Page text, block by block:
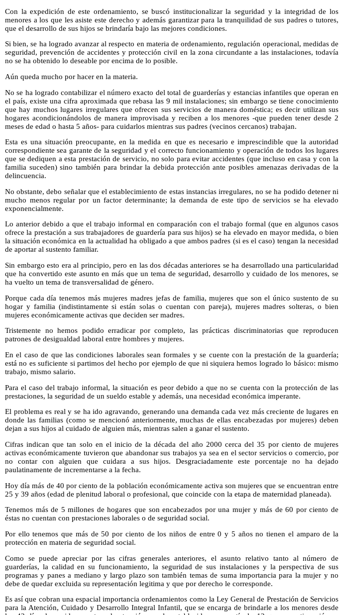
Con la expedición de este ordenamiento, se buscó institucionalizar la seguridad y la integridad de los
menores a los que les asiste este derecho y además garantizar para la tranquilidad de sus padres o tutores,
que el desarrollo de sus hijos se brindaría bajo las mejores condiciones.
Si bien, se ha logrado avanzar al respecto en materia de ordenamiento, regulación operacional, medidas de
seguridad, prevención de accidentes y protección civil en la zona circundante a las instalaciones, todavía
no se ha obtenido lo deseable por encima de lo posible.
Aún queda mucho por hacer en la materia.
No se ha logrado contabilizar el número exacto del total de guarderías y estancias infantiles que operan en
el país, existe una cifra aproximada que rebasa las 9 mil instalaciones; sin embargo se tiene conocimiento
que hay muchos lugares irregulares que ofrecen sus servicios de manera doméstica; es decir utilizan sus
hogares acondicionándolos de manera improvisada y reciben a los menores -que pueden tener desde 2
meses de edad o hasta 5 años- para cuidarlos mientras sus padres (vecinos cercanos) trabajan.
Esta es una situación preocupante, en la medida en que es necesario e imprescindible que la autoridad
correspondiente sea garante de la seguridad y el correcto funcionamiento y operación de todos los lugares
que se dediquen a esta prestación de servicio, no solo para evitar accidentes (que incluso en casa y con la
familia suceden) sino también para brindar la debida protección ante posibles amenazas derivadas de la
delincuencia.
No obstante, debo señalar que el establecimiento de estas instancias irregulares, no se ha podido detener ni
mucho menos regular por un factor determinante; la demanda de este tipo de servicios se ha elevado
exponencialmente.
Lo anterior debido a que el trabajo informal en comparación con el trabajo formal (que en algunos casos
ofrece la prestación a sus trabajadores de guardería para sus hijos) se ha elevado en mayor medida, o bien
la situación económica en la actualidad ha obligado a que ambos padres (si es el caso) tengan la necesidad
de aportar al sustento familiar.
Sin embargo esto era al principio, pero en las dos décadas anteriores se ha desarrollado una particularidad
que ha convertido este asunto en más que un tema de seguridad, desarrollo y cuidado de los menores, se
ha vuelto un tema de transversalidad de género.
Porque cada día tenemos más mujeres madres jefas de familia, mujeres que son el único sustento de su
hogar y familia (indistintamente si están solas o cuentan con pareja), mujeres madres solteras, o bien
mujeres económicamente activas que deciden ser madres.
Tristemente no hemos podido erradicar por completo, las prácticas discriminatorias que reproducen
patrones de desigualdad laboral entre hombres y mujeres.
En el caso de que las condiciones laborales sean formales y se cuente con la prestación de la guardería;
está no es suficiente si partimos del hecho por ejemplo de que ni siquiera hemos logrado lo básico: mismo
trabajo, mismo salario.
Para el caso del trabajo informal, la situación es peor debido a que no se cuenta con la protección de las
prestaciones, la seguridad de un sueldo estable y además, una necesidad económica imperante.
El problema es real y se ha ido agravando, generando una demanda cada vez más creciente de lugares en
donde las familias (como se mencionó anteriormente, muchas de ellas encabezadas por mujeres) deben
dejan a sus hijos al cuidado de alguien más, mientras salen a ganar el sustento.
Cifras indican que tan solo en el inicio de la década del año 2000 cerca del 35 por ciento de mujeres
activas económicamente tuvieron que abandonar sus trabajos ya sea en el sector servicios o comercio, por
no contar con alguien que cuidara a sus hijos. Desgraciadamente este porcentaje no ha dejado
paulatinamente de incrementarse a la fecha.
Hoy día más de 40 por ciento de la población económicamente activa son mujeres que se encuentran entre
25 y 39 años (edad de plenitud laboral o profesional, que coincide con la etapa de maternidad planeada).
Tenemos más de 5 millones de hogares que son encabezados por una mujer y más de 60 por ciento de
éstas no cuentan con prestaciones laborales o de seguridad social.
Por ello tenemos que más de 50 por ciento de los niños de entre 0 y 5 años no tienen el amparo de la
protección en materia de seguridad social.
Como se puede apreciar por las cifras generales anteriores, el asunto relativo tanto al número de
guarderías, la calidad en su funcionamiento, la seguridad de sus instalaciones y la perspectiva de sus
programas y panes a mediano y largo plazo son también temas de suma importancia para la mujer y no
debe de quedar excluida su representación legitima y que por derecho le corresponde.
Es así que cobran una espacial importancia ordenamientos como la Ley General de Prestación de Servicios
para la Atención, Cuidado y Desarrollo Integral Infantil, que se encarga de brindarle a los menores desde